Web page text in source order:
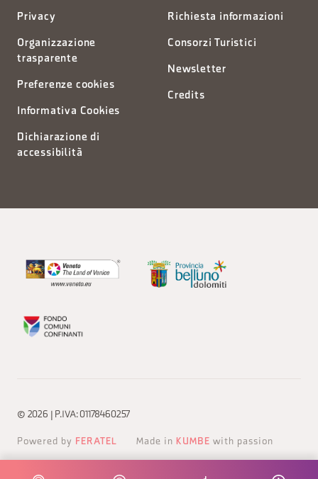
Privacy
Organizzazione
trasparente
Preferenze cookies
Informativa Cookies
Dichiarazione di
accessibilità
Richiesta informazioni
Consorzi Turistici
Newsletter
Credits
© 2026 | P.IVA: 01178460257
Powered by FERATEL Made in KUMBE with passion